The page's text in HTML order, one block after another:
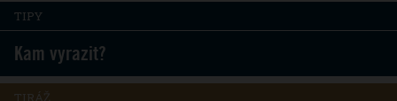
TIPY
Kam vyrazit?
TIRÁŽ